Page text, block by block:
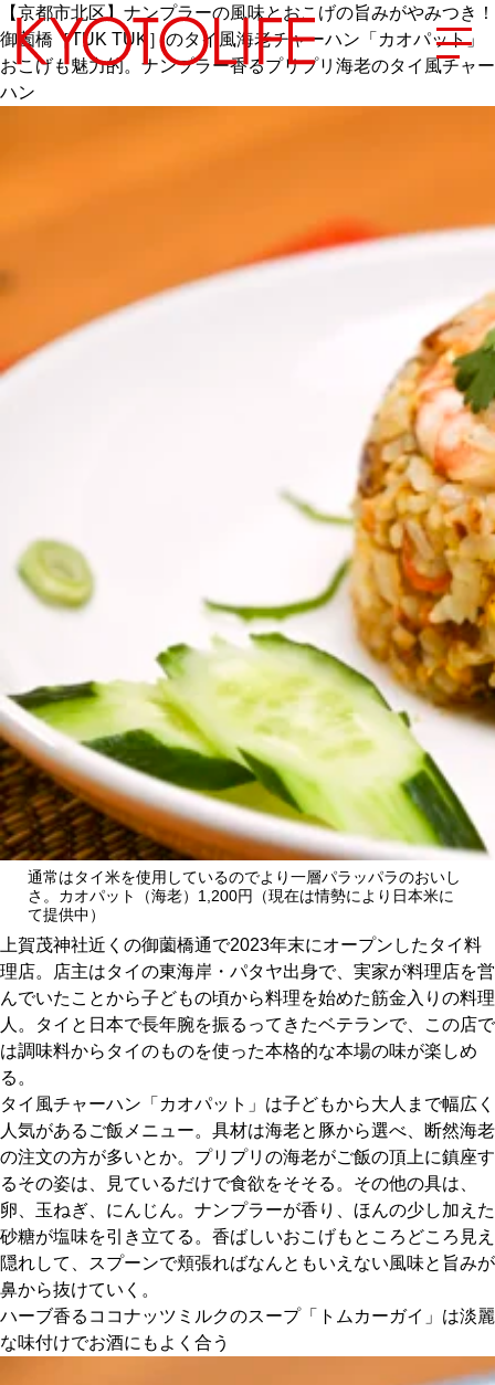
カテゴリーから探す
SPECIAL
ABOUT US
Instagram
チケットプレゼント応募
MAIN MENU
SERIES
カレーが好き
京都おやつクラブ
私と店のはなし
今月の京みやげ
京都の書店
【京都市北区】ナンプラーの風味とおこげの旨みがやみつき！
御薗橋［TUK TUK］のタイ風海老チャーハン「カオパット」
おこげも魅力的。ナンプラー香るプリプリ海老のタイ風チャー
ハン
通常はタイ米を使用しているのでより一層パラッパラのおいし
さ。カオパット（海老）1,200円（現在は情勢により日本米に
て提供中）
上賀茂神社近くの御薗橋通で2023年末にオープンしたタイ料
理店。店主はタイの東海岸・パタヤ出身で、実家が料理店を営
んでいたことから子どもの頃から料理を始めた筋金入りの料理
人。タイと日本で長年腕を振るってきたベテランで、この店で
は調味料からタイのものを使った本格的な本場の味が楽しめ
る。
タイ風チャーハン「カオパット」は子どもから大人まで幅広く
人気があるご飯メニュー。具材は海老と豚から選べ、断然海老
の注文の方が多いとか。プリプリの海老がご飯の頂上に鎮座す
るその姿は、見ているだけで食欲をそそる。その他の具は、
卵、玉ねぎ、にんじん。ナンプラーが香り、ほんの少し加えた
砂糖が塩味を引き立てる。香ばしいおこげもところどころ見え
隠れして、スプーンで頬張ればなんともいえない風味と旨みが
鼻から抜けていく。
ハーブ香るココナッツミルクのスープ「トムカーガイ」は淡麗
な味付けでお酒にもよく合う